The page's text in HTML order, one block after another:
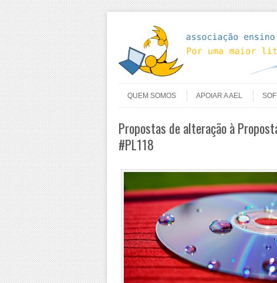
Menu
QUEM SOMOS
APOIAR A AEL
Propostas de alteração à
#PL118